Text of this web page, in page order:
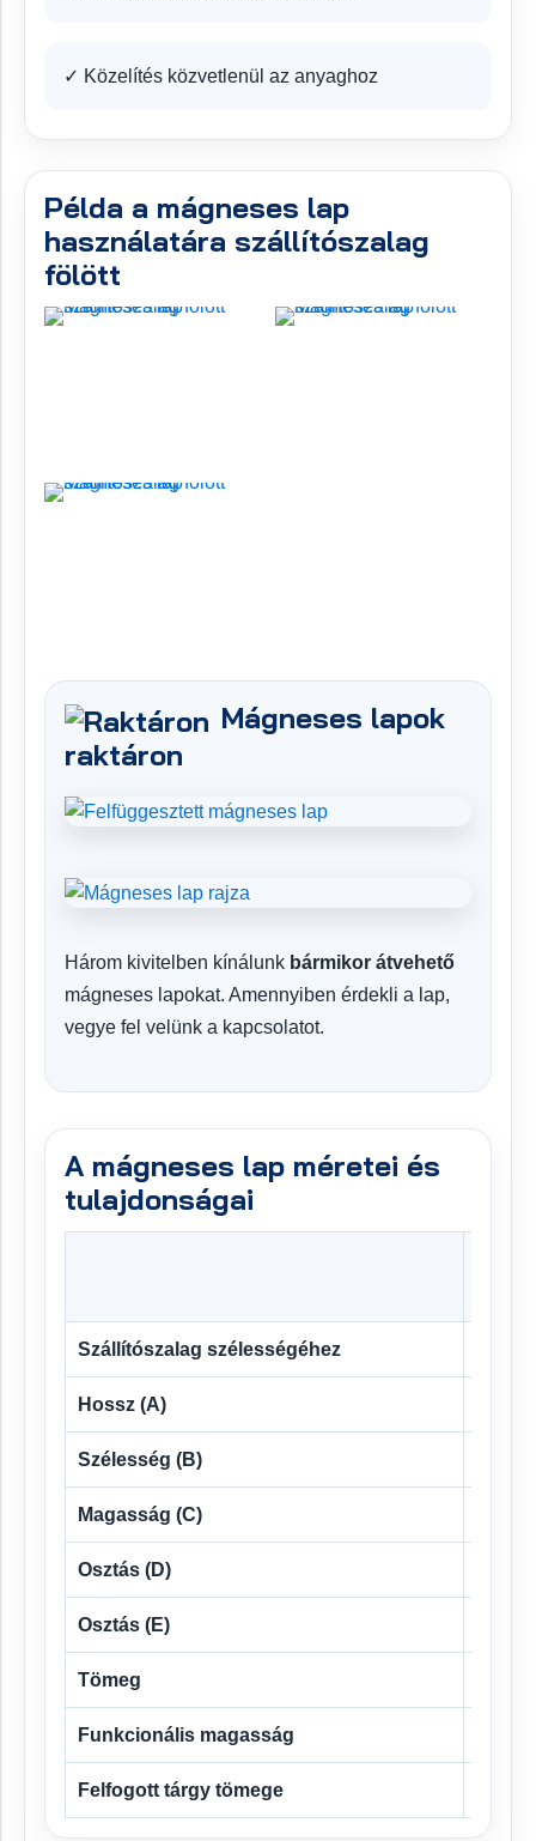
✓ Közelítés közvetlenül az anyaghoz
Példa a mágneses lap
használatára szállítószalag
fölött
Mágneses lapok
raktáron
Három kivitelben kínálunk bármikor átvehető
mágneses lapokat. Amennyiben érdekli a lap,
vegye fel velünk a kapcsolatot.
A mágneses lap méretei és
tulajdonságai
Szállítószalag szélességéhez
Hossz (A)
Szélesség (B)
Magasság (C)
Osztás (D)
Osztás (E)
Tömeg
Funkcionális magasság
Felfogott tárgy tömege